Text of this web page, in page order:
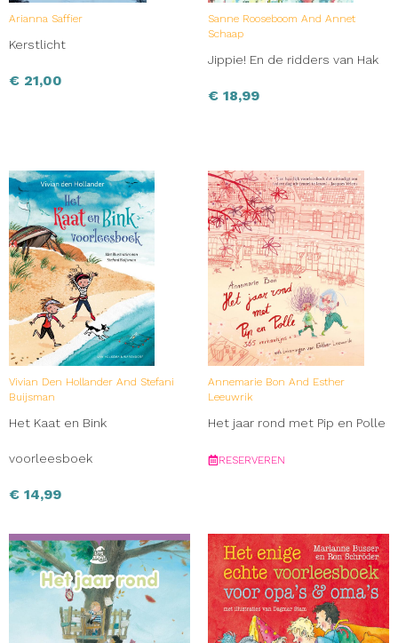
Arianna Saffier
Kerstlicht
€ 21,00
Sanne Rooseboom And Annet
Schaap
Jippie! En de ridders van Hak
€ 18,99
Vivian Den Hollander And Stefani
Buijsman
Het Kaat en Bink
voorleesboek
€ 14,99
Annemarie Bon And Esther
Leeuwrik
Het jaar rond met Pip en Polle
RESERVEREN